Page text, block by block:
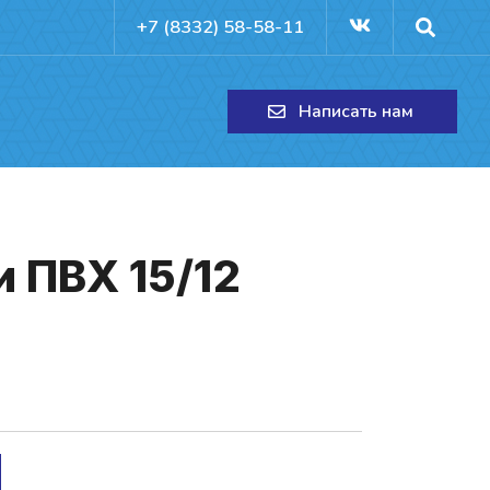
+7 (8332) 58-58-11
Написать нам
ПВХ 15/12